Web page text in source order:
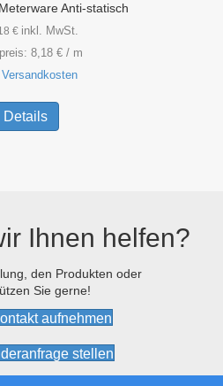
Anti-statisch
€ inkl. MwSt.
8,18 € / m
Versandkosten
Details
weist
können
der
Produktseite
gewählt
werden
Ihnen helfen?
den Produkten oder
Sie gerne!
aufnehmen
stellen